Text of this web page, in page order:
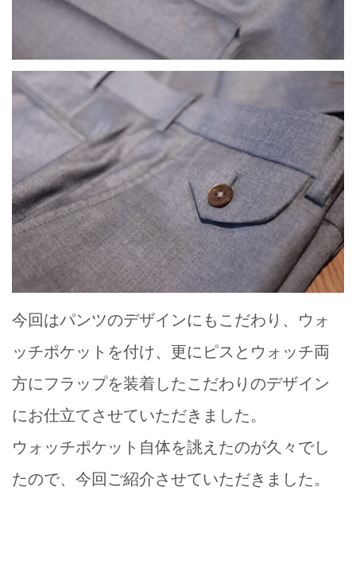
今回はパンツのデザインにもこだわり、ウォ
ッチポケットを付け、更にピスとウォッチ両
方にフラップを装着したこだわりのデザイン
にお仕立てさせていただきました。
ウォッチポケット自体を誂えたのが久々でし
たので、今回ご紹介させていただきました。